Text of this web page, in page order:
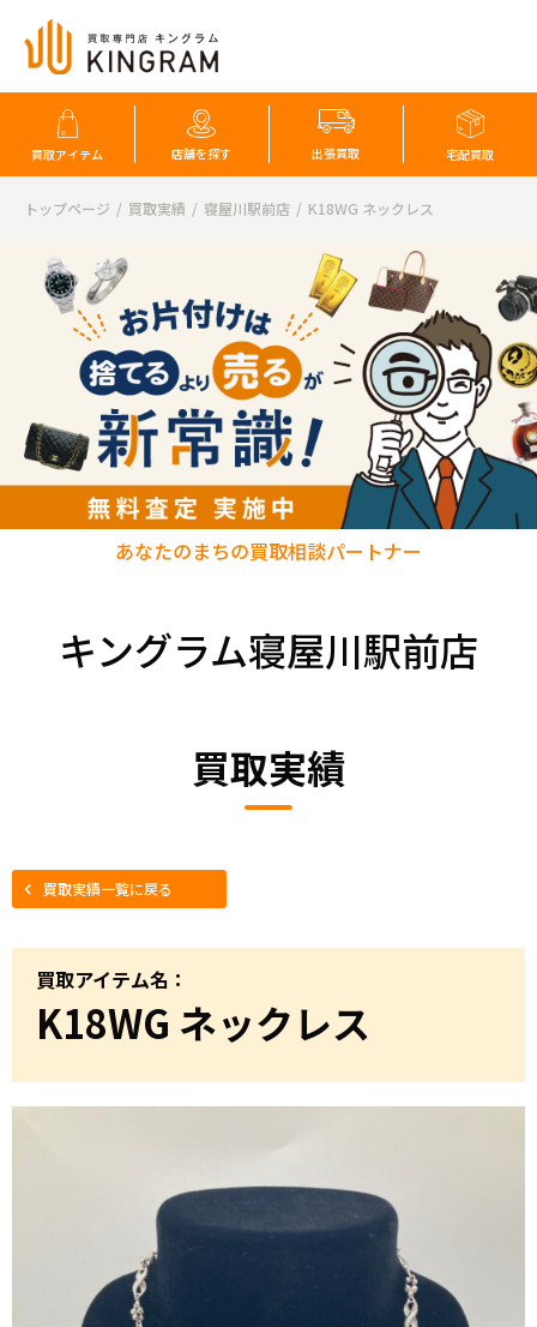
買取アイテム 店舗を探す 出張買取 宅配買取
トップページ 買取実績 寝屋川駅前店 K18WG ネックレス
キングラム寝屋川駅前店
あなたのまちの買取相談パートナー
買取実績
買取実績一覧に戻る
買取アイテム名：
K18WG ネックレス